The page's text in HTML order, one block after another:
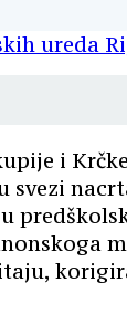
i
svezi